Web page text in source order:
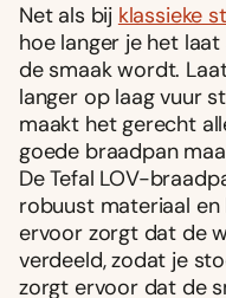
Net als bij klassieke
hoe langer je het
de smaak wordt.
langer op laag vuur
maakt het gerecht
goede braadpan
De Tefal LOV-
robuust materiaal
ervoor zorgt dat de
verdeeld, zodat je
zorgt ervoor dat de